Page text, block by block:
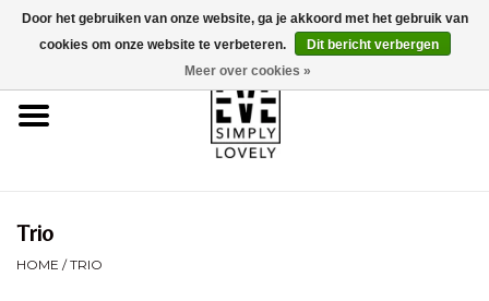
0 Artikelen - €0,00
Home
Duurzaamheid
Trio
HOME /TRIO
Door het gebruiken van onze website, ga je akkoord met het gebruik van
cookies om onze website te verbeteren.
Dit bericht verbergen
Meer over cookies »